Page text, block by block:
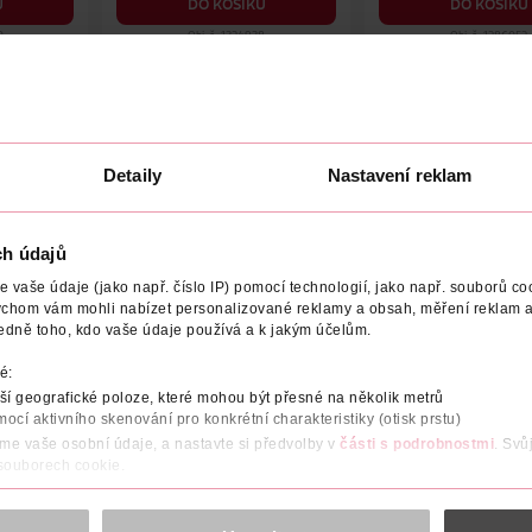
Detaily Nastavení reklam
údajů
vaše údaje (jako např. číslo IP) pomocí technologií, jako např. souborů
vám mohli nabízet personalizované reklamy a obsah, měření reklam
toho, kdo vaše údaje používá a k jakým účelům.
geografické poloze, které mohou být přesné na několik metrů
aktivního skenování pro konkrétní charakteristiky (otisk prstu)
vaše osobní údaje, a nastavte si předvolby v části s podrobnostmi.
cookie.
a reklam, funkcí sociálních médií, analýze návštěvnosti, které
osobních údajů.
DO KOŠÍKU
Obj. č.: 1324938
DO KOŠÍKU
Obj. č.: 1286052
s hygienickými vložkami Always Ultra Day Super (velikost 2) s
tekutinu během několika sekund a díky technologiím
navržena tak, aby se skvěle přizpůsobila jakémukoliv typu
Vložky Always jsou dermatologicky schváleny organizací
cítila svěže a čistě
který absorbuje tekutinu během několika sekund
pomáhá předcházet protečení